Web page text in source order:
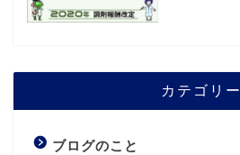
カテゴリー
ブログのこと